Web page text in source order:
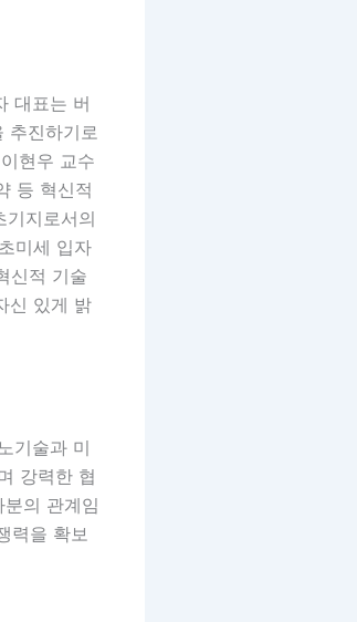
대표는 버
추진하기로
현우 교수
등 혁신적
지로서의
미세 입자
신적 기술
신 있게 밝
기술과 미
강력한 협
의 관계임
력을 확보